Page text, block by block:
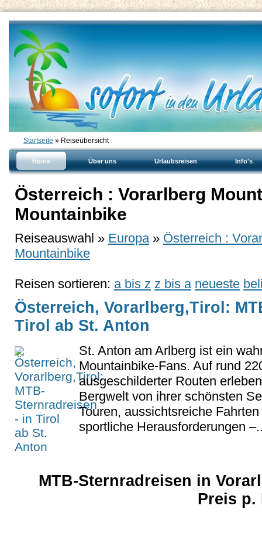
Startseite » Reiseübersicht
Home Über uns Urlaubsreisen Info's
Österreich : Vorarlberg
Mountainbike
Reiseauswahl » Europa » Österreich :
Mountainbike
Reisen sortieren: a bis z z bis a neueste
Österreich, Vorarlberg,Tirol:
Tirol ab St. Anton
St. Anton am Arlberg ist ein
Mountainbike-Fans. Auf rund
ausgeschilderter Routen
Bergwelt von ihrer schönsten
Touren, aussichtsreiche
sportliche Herausforderungen
MTB-Sternradreisen in
Preis p.